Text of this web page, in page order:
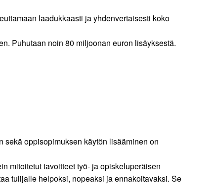
laadukkaasti ja yhdenvertaisesti koko
Puhutaan noin 80 miljoonan euron lisäyksestä.
oppisopimuksen käytön lisääminen on
mitoitetut tavoitteet työ- ja opiskeluperäisen
tulijalle helpoksi, nopeaksi ja ennakoitavaksi. Se